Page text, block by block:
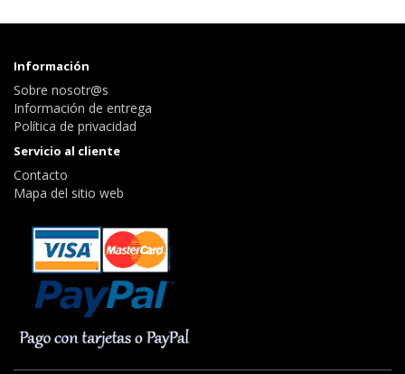
Información
Sobre nosotr@s
Información de entrega
Política de privacidad
Servicio al cliente
Contacto
Mapa del sitio web